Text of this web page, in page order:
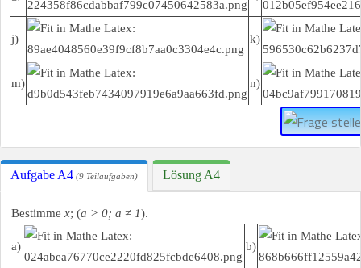
j) k)
m) n)
Aufgabe A4 (9 Teilaufgaben) Lösung A4
Bestimme x; (a > 0; a ≠ 1).
a) b)